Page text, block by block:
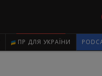
ПР ДЛЯ УКРАЇНИ